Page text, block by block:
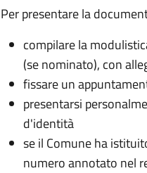
Per presentare la
compilare la
(se nominato), con
fissare un
presentarsi
d'identità
se il Comune ha
numero annotato nel